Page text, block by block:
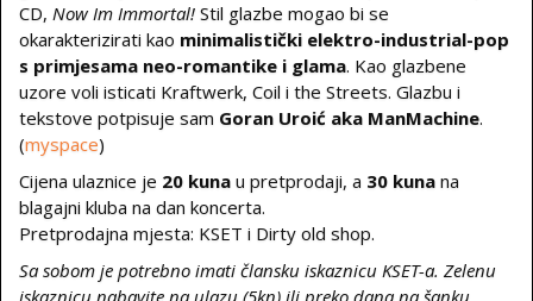
CD, Now Im Immortal! Stil glazbe mogao bi se
okarakterizirati kao minimalistički elektro-industrial-pop
s primjesama neo-romantike i glama. Kao glazbene
uzore voli isticati Kraftwerk, Coil i the Streets. Glazbu i
tekstove potpisuje sam Goran Uroić aka ManMachine.
(myspace)
Cijena ulaznice je 20 kuna u pretprodaji, a 30 kuna na
blagajni kluba na dan koncerta.
Pretprodajna mjesta: KSET i Dirty old shop.
Sa sobom je potrebno imati člansku iskaznicu KSET-a. Zelenu
iskaznicu nabavite na ulazu (5kn) ili preko dana na šanku